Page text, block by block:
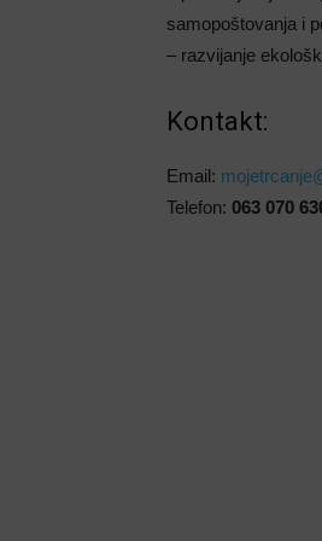
samopoštovanja i
– razvijanje
Kontakt:
Email:
Telefon: 063 070